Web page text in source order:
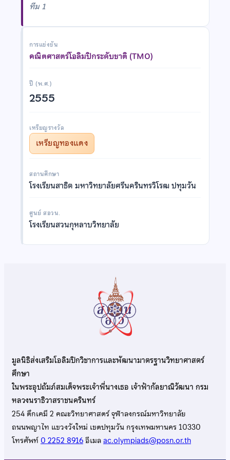
ทีม 1
การแข่งขัน
คณิตศาสตร์โอลิมปิกระดับชาติ (TMO)
ปี (พ.ศ.)
2555
เหรียญรางวัล
เหรียญทองแดง
สถานศึกษา
โรงเรียนสาธิต มหาวิทยาลัยศรีนครินทรวิโรฒ ปทุมวัน
ศูนย์ สอวน.
โรงเรียนสวนกุหลาบวิทยาลัย
มูลนิธิส่งเสริมโอลิมปิกวิชาการและพัฒนามาตรฐานวิทยาศาสตร์
ศึกษา
ในพระอุปถัมภ์สมเด็จพระเจ้าพี่นางเธอ เจ้าฟ้ากัลยาณิวัฒนา กรม
หลวงนราธิวาสราชนครินทร์
254 ตึกเคมี 2 คณะวิทยาศาสตร์ จุฬาลงกรณ์มหาวิทยาลัย
ถนนพญาไท แขวงวังใหม่ เขตปทุมวัน กรุงเทพมหานคร 10330
โทรศัพท์0 2252 8916อีเมลac.olympiads@posn.or.th